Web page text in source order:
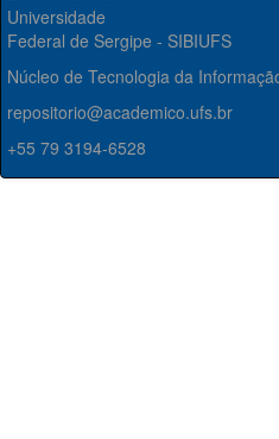
Universidade
Federal de Sergipe - SIBIUFS
Núcleo de Tecnologia da
repositorio@academico.ufs.br
+55 79 3194-6528